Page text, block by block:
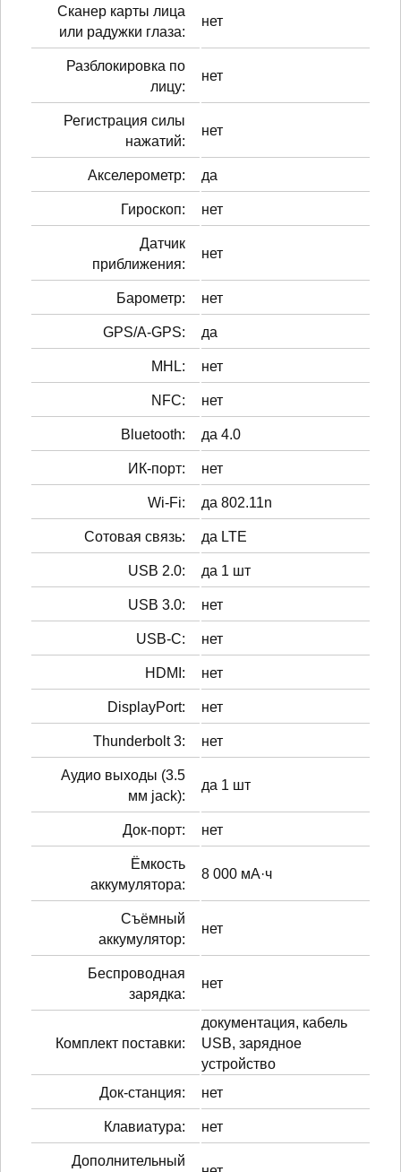
Сканер карты лица
или радужки глаза:
нет
Разблокировка по
лицу:
нет
Регистрация силы
нажатий:
нет
Акселерометр: да
Гироскоп: нет
Датчик
приближения:
нет
Барометр: нет
GPS/A-GPS: да
MHL: нет
NFC: нет
Bluetooth: да 4.0
ИК-порт: нет
Wi-Fi: да 802.11n
Сотовая связь: да LTE
USB 2.0: да 1 шт
USB 3.0: нет
USB-C: нет
HDMI: нет
DisplayPort: нет
Thunderbolt 3: нет
Аудио выходы (3.5
мм jack):
да 1 шт
Док-порт: нет
Ёмкость
аккумулятора:
8 000 мА·ч
Cъёмный
аккумулятор:
нет
Беспроводная
зарядка:
нет
Комплект поставки:
документация, кабель
USB, зарядное
устройство
Док-станция:
нет
Клавиатура: нет
Дополнительный